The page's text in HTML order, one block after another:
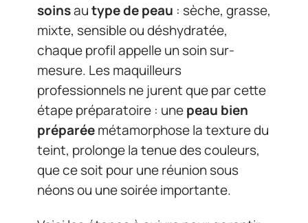
soinsautype de peau : sèche, grasse,
mixte, sensible ou déshydratée,
chaque profil appelle un soin sur-
mesure. Les maquilleurs
professionnels ne jurent que par cette
étape préparatoire : unepeau bien
préparéemétamorphose la texture du
teint, prolonge la tenue des couleurs,
que ce soit pour une réunion sous
néons ou une soirée importante.